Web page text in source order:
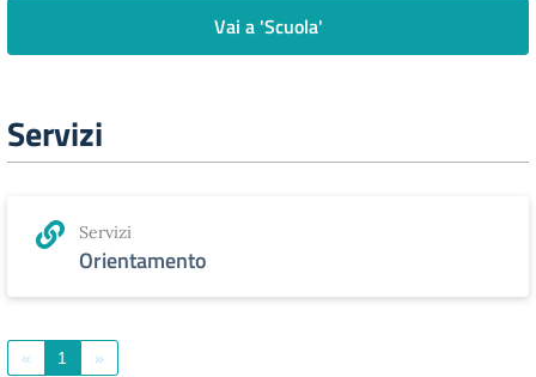
Vai a 'Scuola'
Servizi
Servizi
Orientamento
« 1 »